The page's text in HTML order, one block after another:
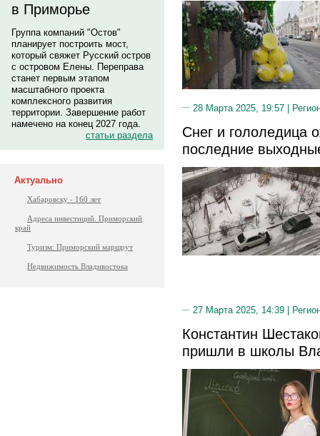
в Приморье
Группа компаний "Остов"
планирует построить мост,
который свяжет Русский остров
с островом Елены. Переправа
станет первым этапом
масштабного проекта
комплексного развития
территории. Завершение работ
намечено на конец 2027 года.
статьи раздела
Актуально
Хабаровску - 160 лет
Адреса инвестиций. Приморский
край
Туризм: Приморский маршрут
Недвижимость Владивостока
28 Марта 2025, 19:57 |
Снег и гололедица
последние
27 Марта 2025, 14:39 |
Константин
пришли в школы